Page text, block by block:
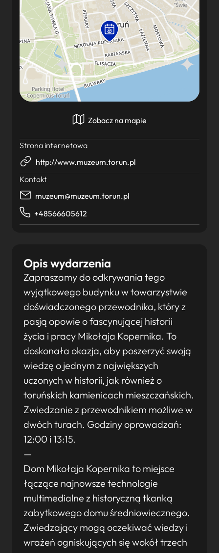
Opis wydarzenia
Zapraszamy do odkrywania tego
wyjątkowego budynku w towarzystwie
doświadczonego przewodnika, który z
pasją opowie o fascynującej historii
życia i pracy Mikołaja Kopernika. To
doskonała okazja, aby poszerzyć swoją
wiedzę o jednym z największych
uczonych w historii, jak również o
toruńskich kamienicach mieszczańskich.
Zwiedzanie z przewodnikiem możliwe w
dwóch turach. Godziny oprowadzań:
12:00 i 13:15.
—
Dom Mikołaja Kopernika to miejsce
łączące najnowsze technologie
multimedialne z historyczną tkanką
zabytkowego domu średniowiecznego.
Zwiedzający mogą oczekiwać wiedzy i
wrażeń ogniskujących się wokół trzech
Zobacz na mapie
Strona internetowa
http://www.muzeum.torun.pl
Kontakt
muzeum@muzeum.torun.pl
+48566605612